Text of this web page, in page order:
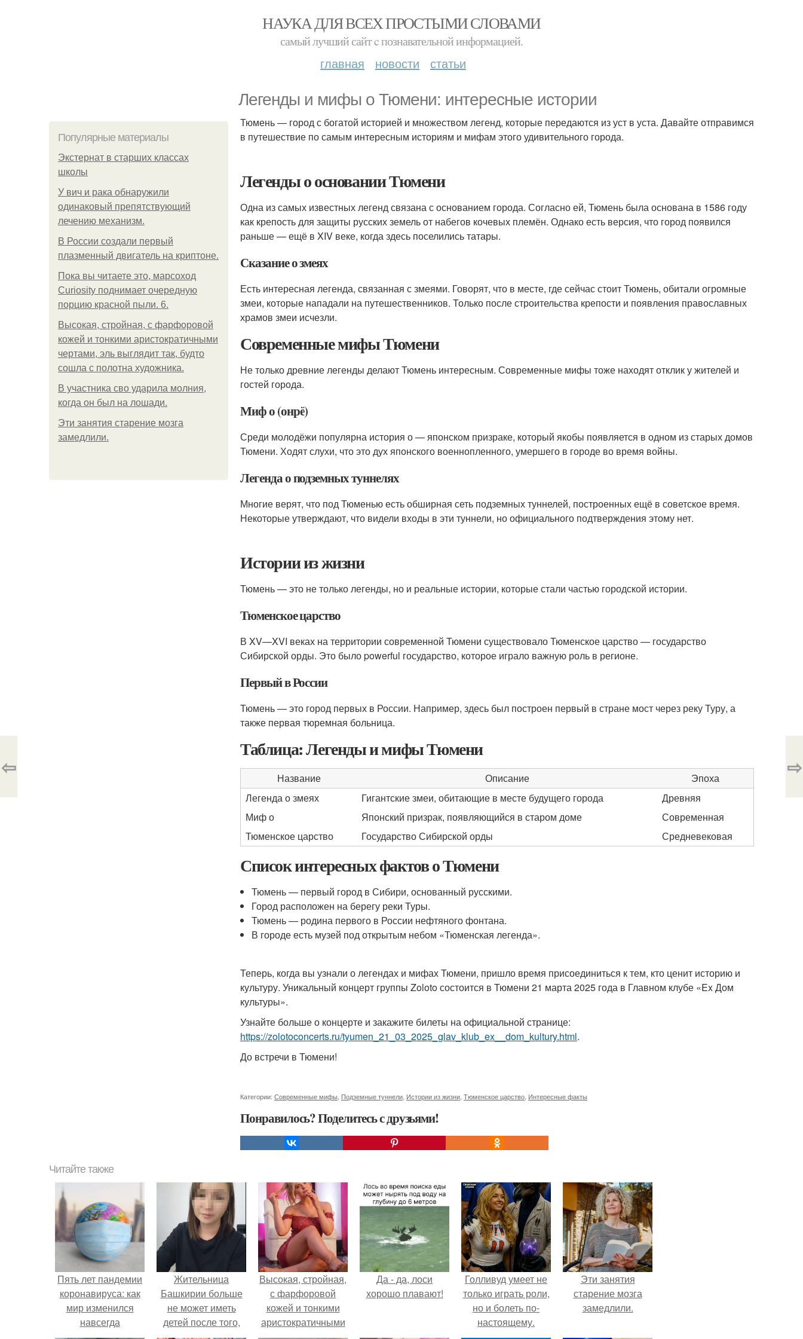
НАУКА ДЛЯ ВСЕХ ПРОСТЫМИ СЛОВАМИ
самый лучший сайт c познавательной информацией.
главная новости статьи
Легенды и мифы о Тюмени: интересные истории
Популярные материалы
Экстернат в старших классах
школы
У вич и рака обнаружили
одинаковый препятствующий
лечению механизм.
В России создали первый
плазменный двигатель на криптоне.
Пока вы читаете это, марсоход
Curiosity поднимает очередную
порцию красной пыли. 6.
Высокая, стройная, с фарфоровой
кожей и тонкими аристократичными
чертами, эль выглядит так, будто
сошла с полотна художника.
В участника сво ударила молния,
когда он был на лошади.
Эти занятия старение мозга
замедлили.
Тюмень — город с богатой историей и множеством легенд, которые передаются из уст в уста. Давайте отправимся
в путешествие по самым интересным историям и мифам этого удивительного города.
Легенды о основании Тюмени
Одна из самых известных легенд связана с основанием города. Согласно ей, Тюмень была основана в 1586 году
как крепость для защиты русских земель от набегов кочевых племён. Однако есть версия, что город появился
раньше — ещё в XIV веке, когда здесь поселились татары.
Сказание о змеях
Есть интересная легенда, связанная с змеями. Говорят, что в месте, где сейчас стоит Тюмень, обитали огромные
змеи, которые нападали на путешественников. Только после строительства крепости и появления православных
храмов змеи исчезли.
Современные мифы Тюмени
Не только древние легенды делают Тюмень интересным. Современные мифы тоже находят отклик у жителей и
гостей города.
Миф о (онрё)
Среди молодёжи популярна история о — японском призраке, который якобы появляется в одном из старых домов
Тюмени. Ходят слухи, что это дух японского военнопленного, умершего в городе во время войны.
Легенда о подземных туннелях
Многие верят, что под Тюменью есть обширная сеть подземных туннелей, построенных ещё в советское время.
Некоторые утверждают, что видели входы в эти туннели, но официального подтверждения этому нет.
Истории из жизни
Тюмень — это не только легенды, но и реальные истории, которые стали частью городской истории.
Тюменское царство
В XV—XVI веках на территории современной Тюмени существовало Тюменское царство — государство
Сибирской орды. Это было powerful государство, которое играло важную роль в регионе.
Первый в России
Тюмень — это город первых в России. Например, здесь был построен первый в стране мост через реку Туру, а
также первая тюремная больница.
Таблица: Легенды и мифы Тюмени
Название Описание
Эпоха
Легенда о змеях
Гигантские змеи, обитающие в месте будущего города
Древняя
Миф о
Японский призрак, появляющийся в старом доме
Современная
Тюменское царство
Государство Сибирской орды Средневековая
Список интересных фактов о Тюмени
Тюмень — первый город в Сибири, основанный русскими.
Город расположен на берегу реки Туры.
Тюмень — родина первого в России нефтяного фонтана.
В городе есть музей под открытым небом «Тюменская легенда».
Теперь, когда вы узнали о легендах и мифах Тюмени, пришло время присоединиться к тем, кто ценит историю и
культуру. Уникальный концерт группы Zoloto состоится в Тюмени 21 марта 2025 года в Главном клубе «Ex Дом
культуры».
Узнайте больше о концерте и закажите билеты на официальной странице:
https://zolotoconcerts.ru/tyumen_21_03_2025_glav_klub_ex__dom_kultury.html.
До встречи в Тюмени!
Категории: Современные мифы Подземные туннели Истории из жизни Тюменское царство Интересные факты
Понравилось? Поделитесь с друзьями!
⇦ ⇨
Читайте также
Пять лет пандемии
коронавируса: как
мир изменился
навсегда
Жительница
Башкирии больше
не может иметь
детей после того,
Высокая, стройная,
с фарфоровой
кожей и тонкими
аристократичными
Да - да, лоси
хорошо плавают!
Голливуд умеет не
только играть роли,
но и болеть по-
настоящему.
Эти занятия
старение мозга
замедлили.